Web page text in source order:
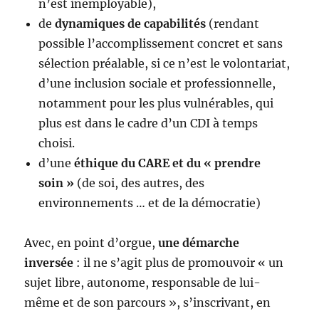
n’est inemployable),
dedynamiques de capabilités (rendant
possible l’accomplissement concret et sans
sélection préalable, si ce n’est le volontariat,
d’une inclusion sociale et professionnelle,
notamment pour les plus vulnérables, qui
plus est dans le cadre d’un CDI à temps
choisi.
d’uneéthique du CARE et du « prendre
soin » (de soi, des autres, des
environnements … et de la démocratie)
Avec, en point d’orgue,une démarche
inversée : il ne s’agit plus de promouvoir « un
sujet libre, autonome, responsable de lui-
même et de son parcours », s’inscrivant, en